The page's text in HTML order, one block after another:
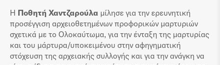
Η Ποθητή Χαντζαρούλα μίλησε για την ερευνητική
προσέγγιση αρχειοθετημένων προφορικών μαρτυριών
σχετικά με το Ολοκαύτωμα, για την ένταξη της μαρτυρίας
και του μάρτυρα/υποκειμένου στην αφηγηματική
στόχευση της αρχειακής συλλογής και για την ανάγκη να